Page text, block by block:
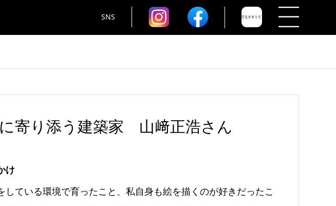
SNS
寄り添う建築家 山﨑正浩さん
け
ている環境で育ったこと、私自身も絵を描くのが好きだったこ